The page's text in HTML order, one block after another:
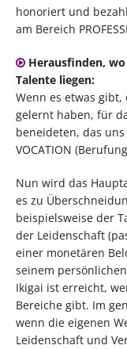
honoriert und
am Bereich
Herausfinden,
Talente liegen:
Wenn es etwas
gelernt haben, für
beneideten, das
VOCATION
Nun wird das
es zu
beispielsweise der
der Leidenschaft
einer monetären
seinem
Ikigai ist erreicht,
Bereiche gibt. Im
wenn die eigenen
Leidenschaft und